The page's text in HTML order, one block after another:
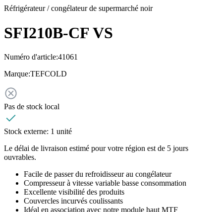
Réfrigérateur / congélateur de supermarché noir
SFI210B-CF VS
Numéro d'article:41061
Marque:TEFCOLD
Pas de stock local
Stock externe: 1 unité
Le délai de livraison estimé pour votre région est de 5 jours
ouvrables.
Facile de passer du refroidisseur au congélateur
Compresseur à vitesse variable basse consommation
Excellente visibilité des produits
Couvercles incurvés coulissants
Idéal en association avec notre module haut MTF